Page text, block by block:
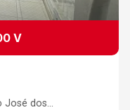
V
José dos